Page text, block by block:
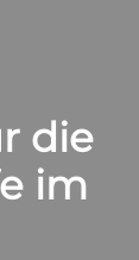
die
im